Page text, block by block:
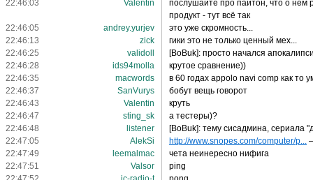
22:46:03
Valentin
послушайте про пайтон, что о нем
продукт - тут всё так
22:46:05
andrey.yurjev
это уже скромность...
22:46:13
zick
гики это не только ценный мех...
22:46:25
validoll
[BoBuk]: просто начался
22:46:28
ids94molla
крутое сравнение))
22:46:35
macwords
в 60 годах appolo navi comp как то
22:46:37
SanVurys
бобут вещь говорот
22:46:43
Valentin
круть
22:46:47
sting_sk
а тестеры)?
22:46:48
listener
[BoBuk]: тему сисадмина, сериала
22:47:05
AlekSi http://www.snopes.com/computer/p...
22:47:49
leemalmac
чета неинересно нифига
22:47:51
Valsor
ping